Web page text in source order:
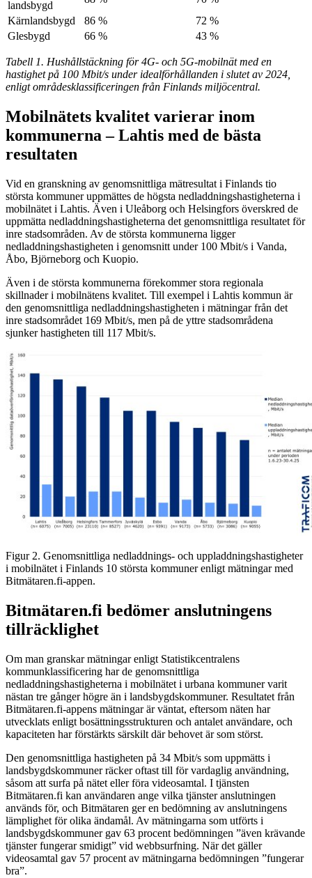
landsbygd
Kärnlandsbygd
86 %
72 %
Glesbygd
66 % 43 %
Tabell 1. Hushållstäckning för 4G- och 5G-mobilnät med en
hastighet på 100 Mbit/s under idealförhållanden i slutet av 2024,
enligt områdesklassificeringen från Finlands miljöcentral.
Mobilnätets kvalitet varierar inom
kommunerna – Lahtis med de bästa
resultaten
Vid en granskning av genomsnittliga mätresultat i Finlands tio
största kommuner uppmättes de högsta nedladdningshastigheterna i
mobilnätet i Lahtis. Även i Uleåborg och Helsingfors överskred de
uppmätta nedladdningshastigheterna det genomsnittliga resultatet för
inre stadsområden. Av de största kommunerna ligger
nedladdningshastigheten i genomsnitt under 100 Mbit/s i Vanda,
Åbo, Björneborg och Kuopio.
Även i de största kommunerna förekommer stora regionala
skillnader i mobilnätens kvalitet. Till exempel i Lahtis kommun är
den genomsnittliga nedladdningshastigheten i mätningar från det
inre stadsområdet 169 Mbit/s, men på de yttre stadsområdena
sjunker hastigheten till 117 Mbit/s.
Figur 2. Genomsnittliga nedladdnings- och uppladdningshastigheter
i mobilnätet i Finlands 10 största kommuner enligt mätningar med
Bitmätaren.fi-appen.
Bitmätaren.fi bedömer anslutningens
tillräcklighet
Om man granskar mätningar enligt Statistikcentralens
kommunklassificering har de genomsnittliga
nedladdningshastigheterna i mobilnätet i urbana kommuner varit
nästan tre gånger högre än i landsbygdskommuner. Resultatet från
Bitmätaren.fi-appens mätningar är väntat, eftersom näten har
utvecklats enligt bosättningsstrukturen och antalet användare, och
kapaciteten har förstärkts särskilt där behovet är som störst.
Den genomsnittliga hastigheten på 34 Mbit/s som uppmätts i
landsbygdskommuner räcker oftast till för vardaglig användning,
såsom att surfa på nätet eller föra videosamtal. I tjänsten
Bitmätaren.fi kan användaren ange vilka tjänster anslutningen
används för, och Bitmätaren ger en bedömning av anslutningens
lämplighet för olika ändamål. Av mätningarna som utförts i
landsbygdskommuner gav 63 procent bedömningen ”även krävande
tjänster fungerar smidigt” vid webbsurfning. När det gäller
videosamtal gav 57 procent av mätningarna bedömningen ”fungerar
bra”.